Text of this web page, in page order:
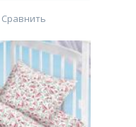
Сравнить